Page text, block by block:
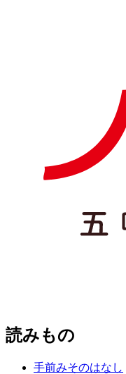
読みもの
手前みそのはなし